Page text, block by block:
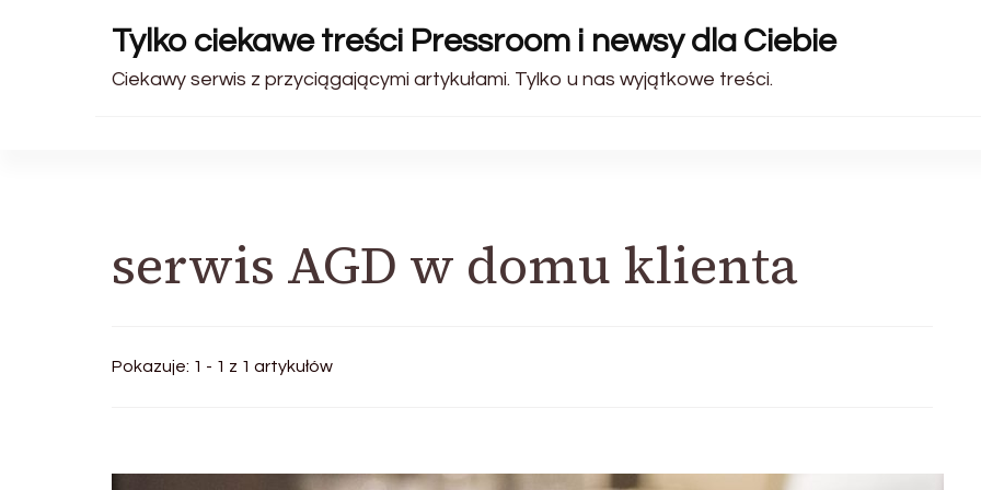
Tylko ciekawe treści Pressroom i newsy dla Ciebie
Ciekawy serwis z przyciągającymi artykułami. Tylko u nas wyjątkowe treści.
serwis AGD w domu klienta
Pokazuje: 1 - 1 z 1 artykułów